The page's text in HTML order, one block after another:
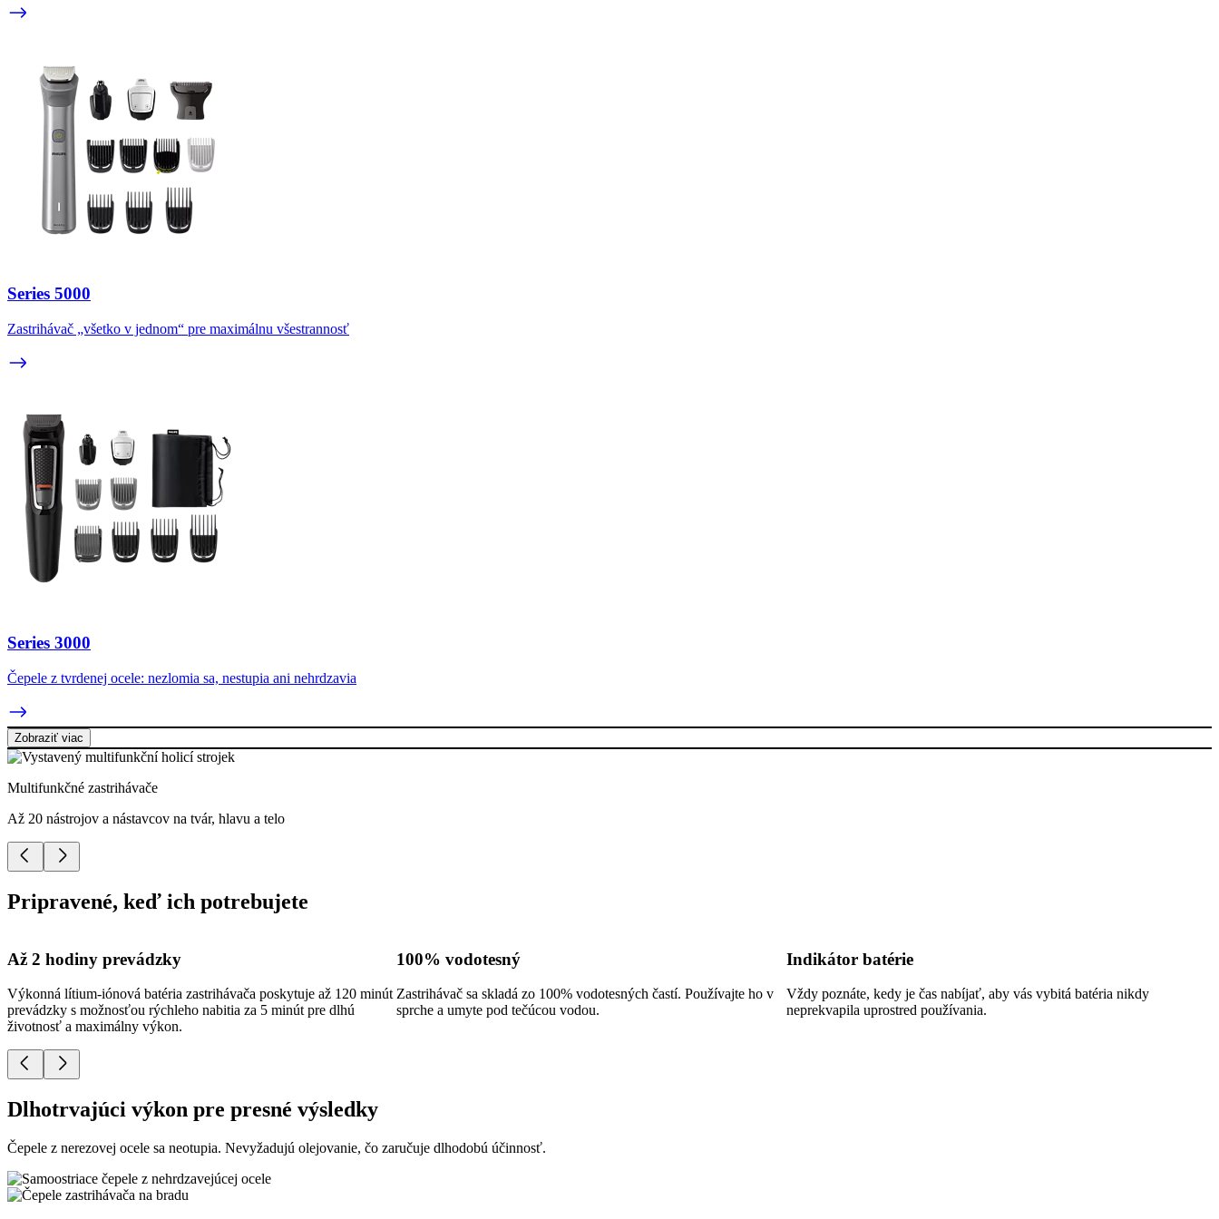
Series 5000
Zastrihávač „všetko v jednom“ pre maximálnu všestrannosť
Series 3000
Čepele z tvrdenej ocele: nezlomia sa, nestupia ani nehrdzavia
Zobraziť viac
Multifunkčné zastrihávače
Až 20 nástrojov a nástavcov na tvár, hlavu a telo
Pripravené, keď ich potrebujete
Až 2 hodiny prevádzky
Výkonná lítium-iónová batéria zastrihávača poskytuje až 120 minút
prevádzky s možnosťou rýchleho nabitia za 5 minút pre dlhú
životnosť a maximálny výkon.
100% vodotesný
Zastrihávač sa skladá zo 100% vodotesných častí. Používajte ho v
sprche a umyte pod tečúcou vodou.
Indikátor batérie
Vždy poznáte, kedy je čas nabíjať, aby vás vybitá batéria nikdy
neprekvapila uprostred používania.
Dlhotrvajúci výkon pre presné výsledky
Čepele z nerezovej ocele sa neotupia. Nevyžadujú olejovanie, čo zaručuje dlhodobú účinnosť.